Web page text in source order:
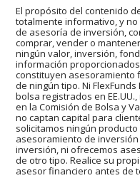
El propósito del contenido
totalmente informativo, y
de asesoría de inversión,
comprar, vender o
ningún valor, inversión,
información
constituyen asesoramiento
de ningún tipo. Ni FlexFunds
bolsa registrados en
en la Comisión de Bolsa y
no captan capital para
solicitamos ningún
asesoramiento de
inversión, ni ofrecemos
de otro tipo. Realice su
asesor financiero antes de